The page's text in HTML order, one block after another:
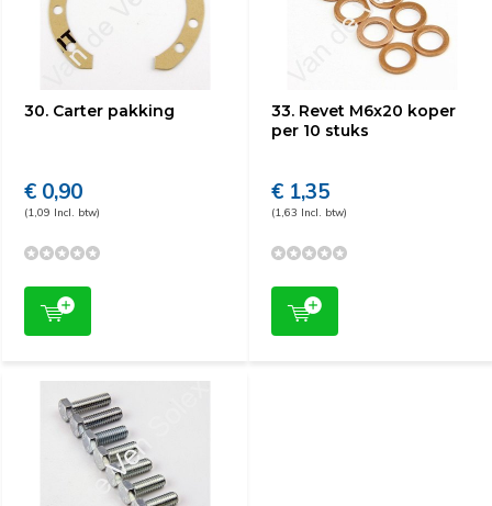
30. Carter pakking
€ 0,90
(1,09 Incl. btw)
33. Revet M6x20 koper
per 10 stuks
€ 1,35
(1,63 Incl. btw)